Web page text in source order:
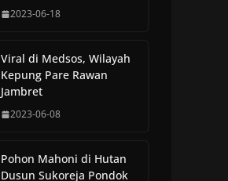
2023-06-18
Viral di Medsos, Wilayah
Kepung Pare Rawan
Jambret
2023-06-08
Pohon Mahoni di Hutan
Dusun Sukoreja Pondok